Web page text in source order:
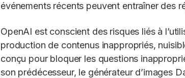
événements récents peuvent entraîner des
OpenAI est conscient des risques liés à
production de contenus inappropriés,
conçu pour bloquer les questions
son prédécesseur, le générateur d’images